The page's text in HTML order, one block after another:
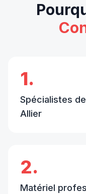
1.
Spécialistes
Allier
2.
Matériel